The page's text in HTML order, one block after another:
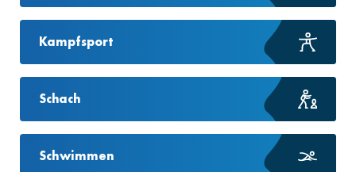
Kampfsport
Schach
Schwimmen